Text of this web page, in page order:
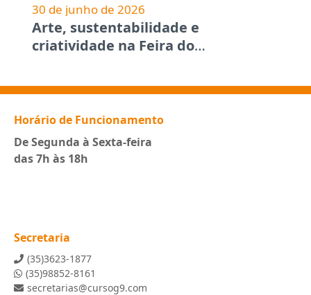
30 de junho de 2026
Arte, sustentabilidade e
criatividade na Feira do…
Horário de Funcionamento
De Segunda à Sexta-feira
das 7h às 18h
Secretaria
(35)3623-1877
(35)98852-8161
secretarias@cursog9.com